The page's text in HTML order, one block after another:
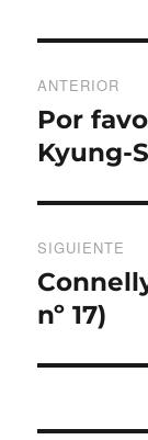
de
ANTERIOR
Entrada
anterior:
Por
Kyung-
SIGUIENTE
Entrada
siguiente:
nº 17)